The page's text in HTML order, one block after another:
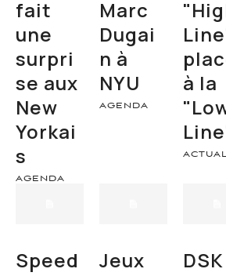
fait
une
surpri
se aux
New
Yorkai
s
AGENDA
Marc
Dugai
n à
NYU
AGENDA
à la
Speed
Jeux
DSK